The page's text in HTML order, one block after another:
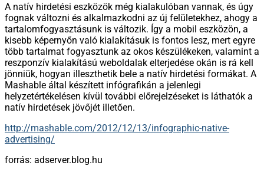
A natív hirdetési eszközök még kialakulóban vannak, és úgy
fognak változni és alkalmazkodni az új felületekhez, ahogy a
tartalomfogyasztásunk is változik. Így a mobil eszközön, a
kisebb képernyőn való kialakításuk is fontos lesz, mert egyre
több tartalmat fogyasztunk az okos készülékeken, valamint a
reszponzív kialakítású weboldalak elterjedése okán is rá kell
jönniük, hogyan illeszthetik bele a natív hirdetési formákat. A
Mashable által készített infógrafikán a jelenlegi
helyzetértékelésen kívül további előrejelzéseket is láthatók a
natív hirdetések jövőjét illetően.
http://mashable.com/2012/12/13/infographic-native-
advertising/
forrás: adserver.blog.hu